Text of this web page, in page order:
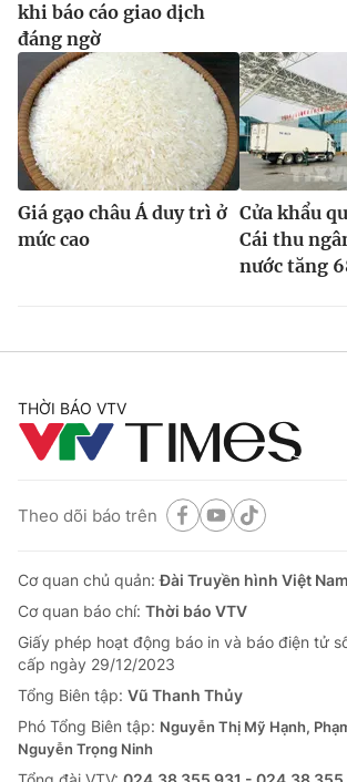
khi báo cáo giao dịch
đáng ngờ
Giá gạo châu Á duy trì ở
mức cao
Cửa khẩu
Cái thu
nước tăng
THỜI BÁO VTV
Theo dõi báo trên
Cơ quan chủ quản:Đài Truyền hình Việt Nam
Cơ quan báo chí: Thời báo VTV
Giấy phép hoạt động báo in và báo điện tử
cấp ngày 29/12/2023
Tổng Biên tập: Vũ Thanh Thủy
Phó Tổng Biên tập: Nguyễn Thị Mỹ Hạnh,
Nguyễn Trọng Ninh